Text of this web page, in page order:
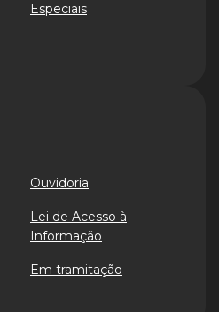
Especiais
Ouvidoria
Lei de Acesso à
Informação
Em tramitação